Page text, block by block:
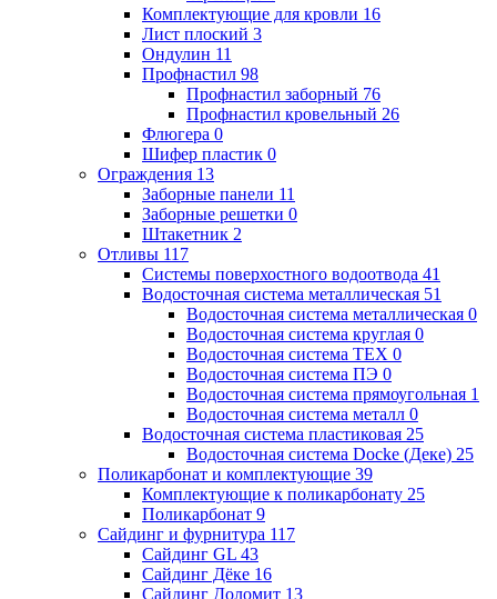
Комплектующие для кровли 16
Лист плоский 3
Ондулин 11
Профнастил 98
Профнастил заборный 76
Профнастил кровельный 26
Флюгера 0
Шифер пластик 0
Ограждения 13
Заборные панели 11
Заборные решетки 0
Штакетник 2
Отливы 117
Системы поверхостного водоотвода 41
Водосточная система металлическая 51
Водосточная система металлическая 0
Водосточная система круглая 0
Водосточная система ТЕХ 0
Водосточная система ПЭ 0
Водосточная система прямоугольная 1
Водосточная система металл 0
Водосточная система пластиковая 25
Водосточная система Docke (Деке) 25
Поликарбонат и комплектующие 39
Комплектующие к поликарбонату 25
Поликарбонат 9
Сайдинг и фурнитура 117
Сайдинг GL 43
Сайдинг Дёке 16
Сайдинг Доломит 13